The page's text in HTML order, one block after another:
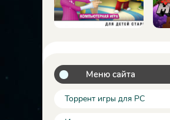
Меню сайта
Торрент игры для PC